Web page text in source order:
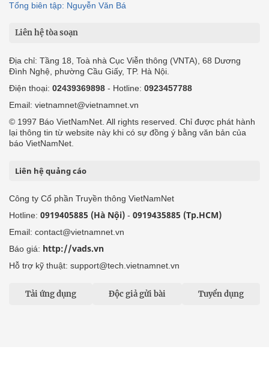
Tổng biên tập: Nguyễn Văn Bá
Liên hệ tòa soạn
Địa chỉ: Tầng 18, Toà nhà Cục Viễn thông (VNTA), 68 Dương
Đình Nghệ, phường Cầu Giấy, TP. Hà Nội.
Điện thoại: 02439369898 - Hotline: 0923457788
Email: vietnamnet@vietnamnet.vn
© 1997 Báo VietNamNet. All rights reserved. Chỉ được phát hành
lại thông tin từ website này khi có sự đồng ý bằng văn bản của
báo VietNamNet.
Liên hệ quảng cáo
Công ty Cổ phần Truyền thông VietNamNet
Hotline: 0919405885 (Hà Nội) - 0919435885 (Tp.HCM)
Email: contact@vietnamnet.vn
Báo giá: http://vads.vn
Hỗ trợ kỹ thuật: support@tech.vietnamnet.vn
Tải ứng dụng Độc giả gửi bài Tuyển dụng